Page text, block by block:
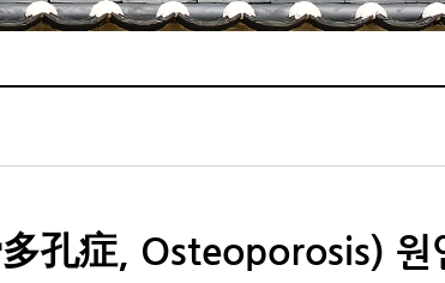
孔症, Osteoporosis) 원